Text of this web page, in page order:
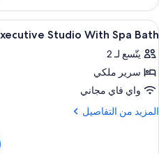
Executive
Studio
استعراض
جميع
صور
Executive
Studio
With
1
Studio With Spa Bath
يتّسع لـ 2
سرير ملكي
واي فاي مجاني
المزيد من التفاصيل
المزيد